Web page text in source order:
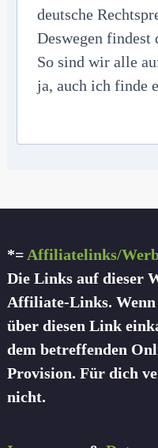
deutsche
Deswegen
So sind wir alle
ja, auch ich finde
*= Affiliatelinks/
Die Links auf dieser
Affiliate-Links. Wenn
über diesen Link
dem betreffenden
Provision. Für dich
nicht.